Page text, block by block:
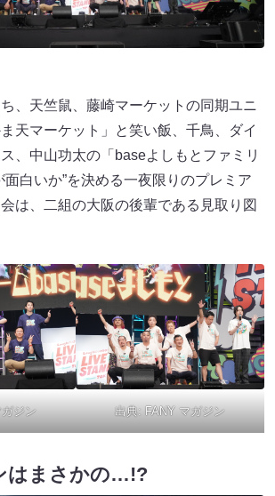
、天竺鼠、藤崎マーケットの同期ユニ
天マーケット」と笑い飯、千鳥、ダイ
、中山功太の「baseよしもとファミリ
面白いか”を決める一夜限りのプレミア
は、二組の大阪の後輩である見取り図
ガジン 出典: FANY マガジン
はまさかの…!?